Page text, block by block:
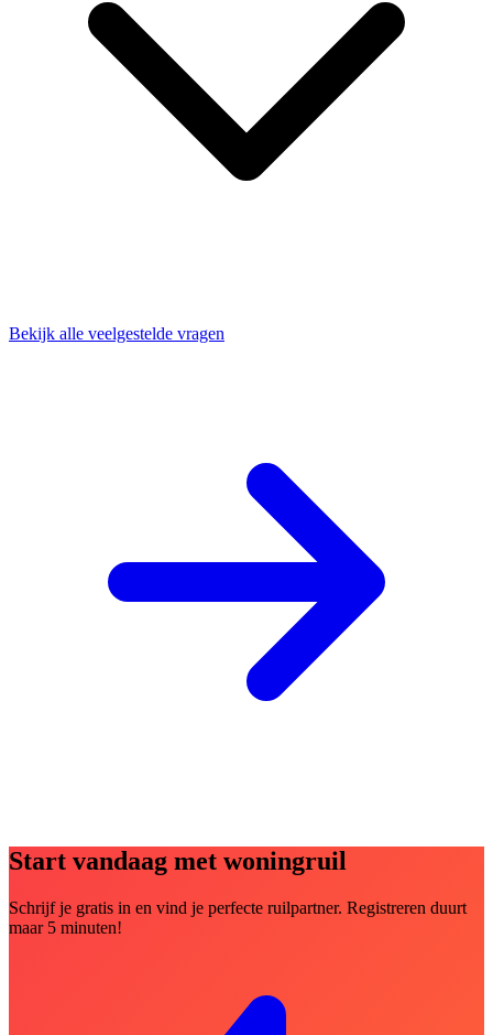
Bekijk alle veelgestelde vragen
Start vandaag met woningruil
Schrijf je gratis in en vind je perfecte ruilpartner. Registreren duurt
maar 5 minuten!